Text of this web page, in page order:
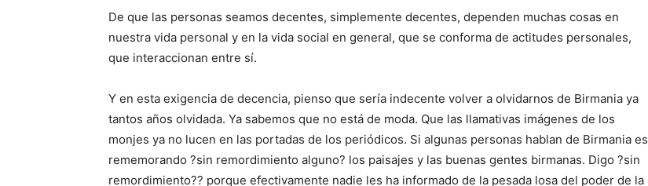
De que las personas seamos decentes, simplemente decentes, dependen muchas cosas en
nuestra vida personal y en la vida social en general, que se conforma de actitudes personales,
que interaccionan entre sí.
Y en esta exigencia de decencia, pienso que sería indecente volver a olvidarnos de Birmania ya
tantos años olvidada. Ya sabemos que no está de moda. Que las llamativas imágenes de los
monjes ya no lucen en las portadas de los periódicos. Si algunas personas hablan de Birmania es
rememorando ?sin remordimiento alguno? los paisajes y las buenas gentes birmanas. Digo ?sin
remordimiento?? porque efectivamente nadie les ha informado de la pesada losa del poder de la